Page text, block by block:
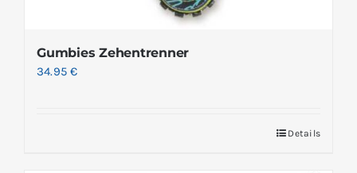
Gumbies Zehentrenner
34.95€
Details